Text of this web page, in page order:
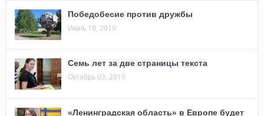
Победобесие против дружбы
Июнь 18, 2019
Семь лет за две страницы текста
Октябрь 03, 2019
«Ленинградская область» в Европе будет